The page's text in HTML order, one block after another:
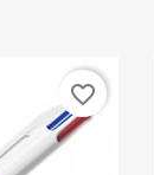
favorite_border